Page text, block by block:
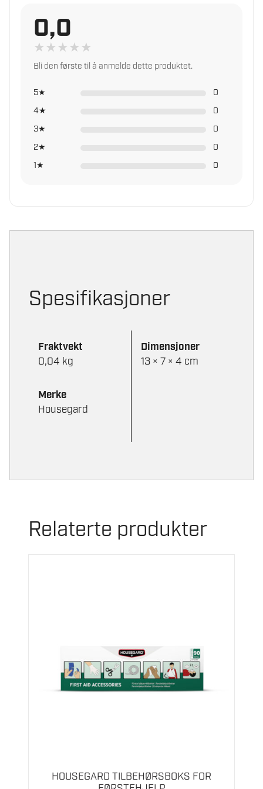
Les mer om trygg handel i norsk faghandel
0,0
★★★★★
Bli den første til å anmelde dette produktet.
5★
0
4★
0
3★
0
2★
0
1★
0
Spesifikasjoner
Fraktvekt
0,04 kg
Dimensjoner
13 × 7 × 4 cm
Merke
Housegard
Relaterte produkter
HOUSEGARD TILBEHØRSBOKS FOR